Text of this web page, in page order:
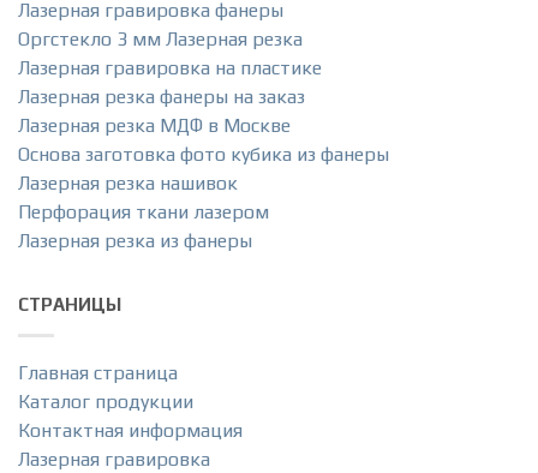
Лазерная гравировка фанеры
Оргстекло 3 мм Лазерная резка
Лазерная гравировка на пластике
Лазерная резка фанеры на заказ
Лазерная резка МДФ в Москве
Основа заготовка фото кубика из фанеры
Лазерная резка нашивок
Перфорация ткани лазером
Лазерная резка из фанеры
СТРАНИЦЫ
Главная страница
Каталог продукции
Контактная информация
Лазерная гравировка